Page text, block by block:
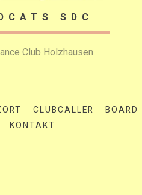
SDC
Club Holzhausen
CLUBCALLER BOARD
KONTAKT